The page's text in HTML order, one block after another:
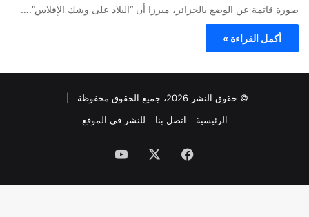
صورة قاتمة عن الوضع بالجزائر، مبرزا أن “البلاد على وشك الإفلاس”.…
أكمل القراءة »
© حقوق النشر 2026، جميع الحقوق محفوظة |
الرئيسية
اتصل بنا للنشر في الموقع
فيسبوك